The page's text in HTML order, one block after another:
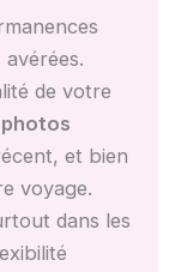
de votre
photos
et bien
voyage.
dans les